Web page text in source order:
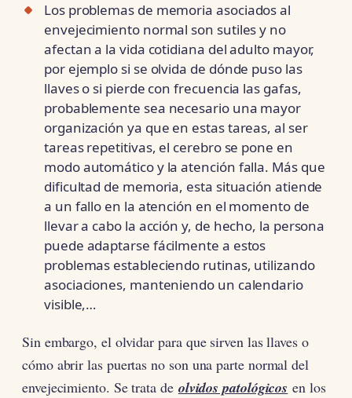
Los problemas de memoria asociados al
envejecimiento normal son sutiles y no
afectan a la vida cotidiana del adulto mayor,
por ejemplo si se olvida de dónde puso las
llaves o si pierde con frecuencia las gafas,
probablemente sea necesario una mayor
organización ya que en estas tareas, al ser
tareas repetitivas, el cerebro se pone en
modo automático y la atención falla. Más que
dificultad de memoria, esta situación atiende
a un fallo en la atención en el momento de
llevar a cabo la acción y, de hecho, la persona
puede adaptarse fácilmente a estos
problemas estableciendo rutinas, utilizando
asociaciones, manteniendo un calendario
visible,…
Sin embargo, el olvidar para que sirven las llaves o
cómo abrir las puertas no son una parte normal del
envejecimiento. Se trata de olvidos patológicos en los